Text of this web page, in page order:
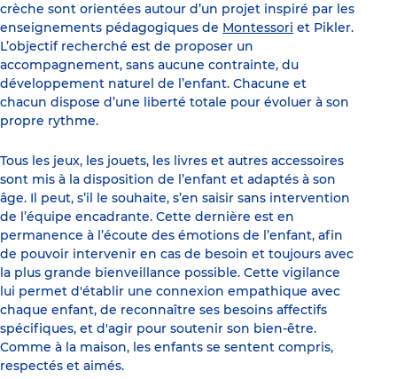
crèche sont orientées autour d’un projet inspiré par les
enseignements pédagogiques de Montessori et Pikler.
L’objectif recherché est de proposer un
accompagnement, sans aucune contrainte, du
développement naturel de l’enfant. Chacune et
chacun dispose d’une liberté totale pour évoluer à son
propre rythme.
Tous les jeux, les jouets, les livres et autres accessoires
sont mis à la disposition de l’enfant et adaptés à son
âge. Il peut, s’il le souhaite, s’en saisir sans intervention
de l’équipe encadrante. Cette dernière est en
permanence à l’écoute des émotions de l’enfant, afin
de pouvoir intervenir en cas de besoin et toujours avec
la plus grande bienveillance possible. Cette vigilance
lui permet d'établir une connexion empathique avec
chaque enfant, de reconnaître ses besoins affectifs
spécifiques, et d'agir pour soutenir son bien-être.
Comme à la maison, les enfants se sentent compris,
respectés et aimés.